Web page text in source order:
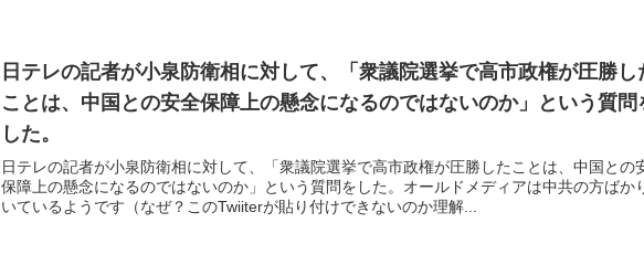
日テレの記者が小泉防衛相に対して、「衆議院選挙で高市政権が圧勝し
ことは、中国との安全保障上の懸念になるのではないのか」という質問
した。
日テレの記者が小泉防衛相に対して、「衆議院選挙で高市政権が圧勝したことは、中国との
保障上の懸念になるのではないのか」という質問をした。オールドメディアは中共の方ばか
いているようです（なぜ？このTwiiterが貼り付けできないのか理解...